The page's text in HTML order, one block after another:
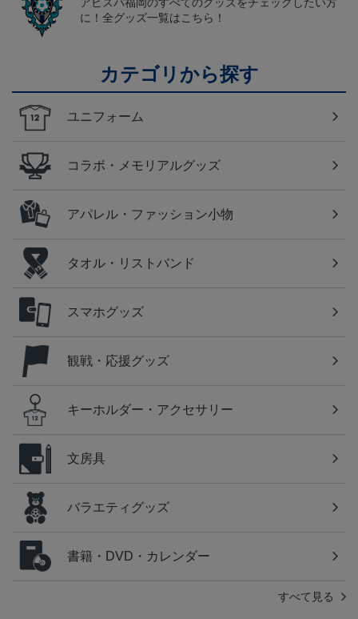
に！全グッズ一覧はこちら！
カテゴリから探す
ユニフォーム
コラボ・メモリアルグッズ
アパレル・ファッション小物
タオル・リストバンド
スマホグッズ
観戦・応援グッズ
キーホルダー・アクセサリー
文房具
バラエティグッズ
書籍・DVD・カレンダー
すべて見る